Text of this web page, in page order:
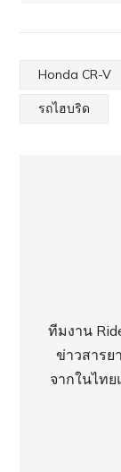
Honda CR-V
รถไฮบริด
ทีมงาน
ข่าวสารย
จากในไท